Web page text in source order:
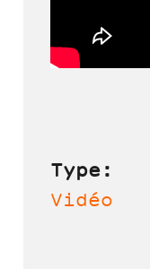
Type:
Vidéo